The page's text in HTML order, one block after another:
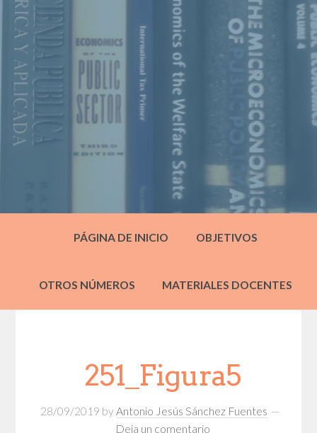
PÁGINA DE INICIO OBJETIVOS
OTROS NÚMEROS MATERIALES DOCENTES
251_Figura5
28/09/2019 by Antonio Jesús Sánchez Fuentes
Deja un comentario